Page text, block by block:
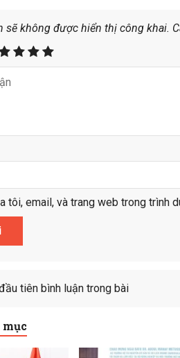
sẽ không được hiển thị công khai.
tôi, email, và trang web trong trình
tiên bình luận trong bài